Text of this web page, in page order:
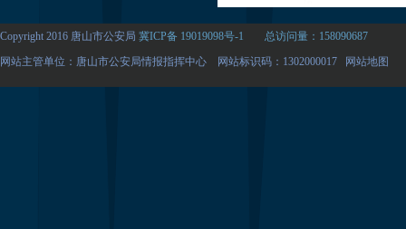
Copyright 2016 唐山市公安局 冀ICP备 19019098号-1
总访问量：158090687
网站主管单位：唐山市公安局情报指挥中心 网站标识码：1302000017
网站地图